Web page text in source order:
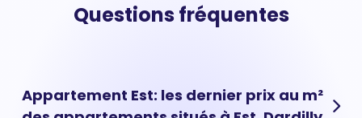
Questions fréquentes
Appartement Est: les dernier prix au m²